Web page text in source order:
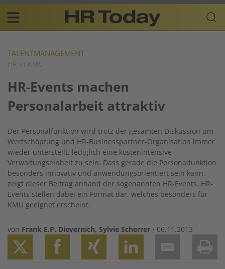
Skip
content
Plattform
für
Resources
navigation
DE
TALENTMANAGEMENT
HR in KMU
HR-Events machen
Personalarbeit attraktiv
Der Personalfunktion wird trotz der gesamten Diskussion um
Wertschöpfung und HR-Businesspartner-Organisation immer
wieder unterstellt, lediglich eine kostenintensive
Verwaltungseinheit zu sein. Dass gerade die Personalfunktion
besonders innovativ und anwendungsorientiert sein kann,
zeigt dieser Beitrag anhand der sogenannten HR-Events. HR-
Events stellen dabei ein Format dar, welches besonders für
KMU geeignet erscheint.
von Frank E.P. Dievernich, Sylvie Scherrer • 06.11.2013